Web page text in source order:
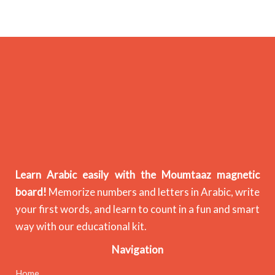
Learn Arabic easily with the Moumtaaz magnetic
board! Memorize numbers and letters in Arabic, write
your first words, and learn to count in a fun and smart
way with our educational kit.
Navigation